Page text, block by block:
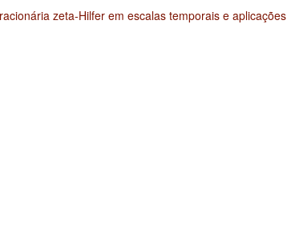
zeta-Hilfer em escalas temporais e aplicações